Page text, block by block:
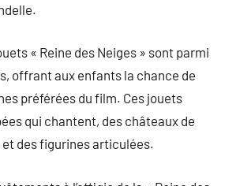
« Reine des Neiges » sont parmi
offrant aux enfants la chance de
préférées du film. Ces jouets
qui chantent, des châteaux de
des figurines articulées.